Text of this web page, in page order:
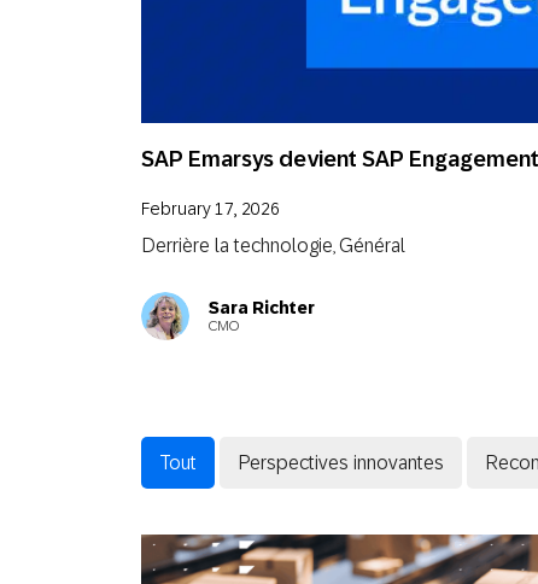
Email
SAP Emarsys devient SAP
February 17, 2026
Derrière la technologie, Général
Sara Richter
CMO
Tout Perspectives innovantes